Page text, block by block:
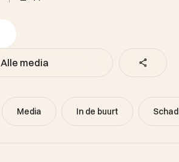
Alle media
Media In de buurt